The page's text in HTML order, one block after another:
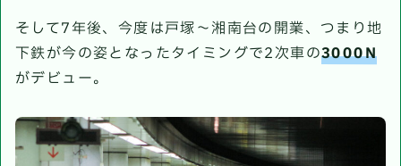
そして7年後、今度は戸塚～湘南台の開業、つまり地
下鉄が今の姿となったタイミングで2次車の3000N
がデビュー。